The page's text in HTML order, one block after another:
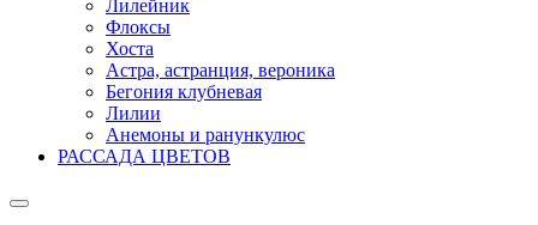
Лилейник
Флоксы
Хоста
Астра, астранция, вероника
Бегония клубневая
Лилии
Анемоны и ранункулюс
РАССАДА ЦВЕТОВ